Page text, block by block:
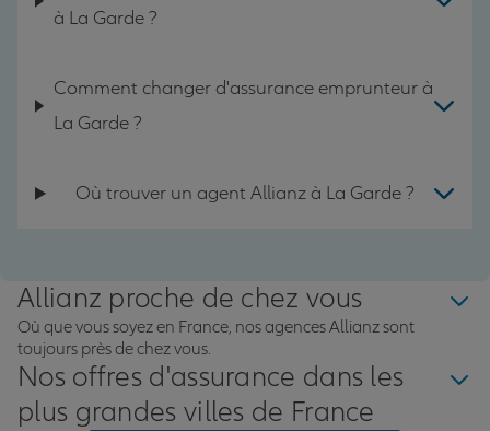
à La Garde ?
Comment changer d'assurance emprunteur à
La Garde ?
Où trouver un agent Allianz à La Garde ?
Allianz proche de chez vous
Où que vous soyez en France, nos agences Allianz sont
toujours près de chez vous.
Nos offres d'assurance dans les
plus grandes villes de France